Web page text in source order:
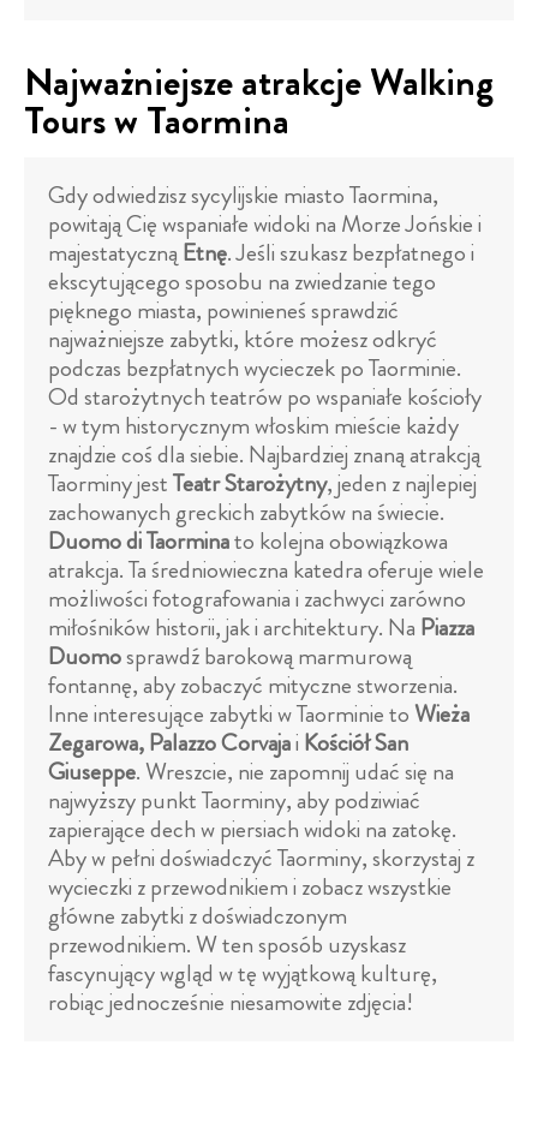
Najważniejsze atrakcje Walking
Tours w Taormina
Gdy odwiedzisz sycylijskie miasto Taormina,
powitają Cię wspaniałe widoki na Morze Jońskie i
majestatyczną Etnę. Jeśli szukasz bezpłatnego i
ekscytującego sposobu na zwiedzanie tego
pięknego miasta, powinieneś sprawdzić
najważniejsze zabytki, które możesz odkryć
podczas bezpłatnych wycieczek po Taorminie.
Od starożytnych teatrów po wspaniałe kościoły
- w tym historycznym włoskim mieście każdy
znajdzie coś dla siebie. Najbardziej znaną atrakcją
Taorminy jestTeatr Starożytny, jeden z najlepiej
zachowanych greckich zabytków na świecie.
Duomo di Taorminato kolejna obowiązkowa
atrakcja. Ta średniowieczna katedra oferuje wiele
możliwości fotografowania i zachwyci zarówno
miłośników historii, jak i architektury. Na Piazza
Duomosprawdź barokową marmurową
fontannę, aby zobaczyć mityczne stworzenia.
Inne interesujące zabytki w Taorminie to Wieża
Zegarowa, Palazzo Corvajai Kościół San
Giuseppe. Wreszcie, nie zapomnij udać się na
najwyższy punkt Taorminy, aby podziwiać
zapierające dech w piersiach widoki na zatokę.
Aby w pełni doświadczyć Taorminy, skorzystaj z
wycieczki z przewodnikiem i zobacz wszystkie
główne zabytki z doświadczonym
przewodnikiem. W ten sposób uzyskasz
fascynujący wgląd w tę wyjątkową kulturę,
robiąc jednocześnie niesamowite zdjęcia!